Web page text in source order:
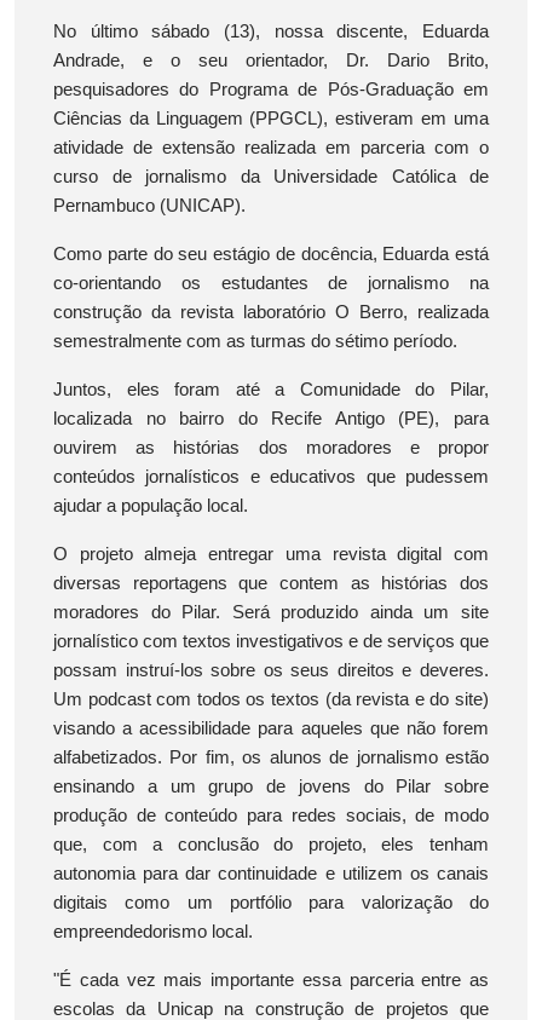
No último sábado (13), nossa discente, Eduarda
Andrade, e o seu orientador, Dr. Dario Brito,
pesquisadores do Programa de Pós-Graduação em
Ciências da Linguagem (PPGCL), estiveram em uma
atividade de extensão realizada em parceria com o
curso de jornalismo da Universidade Católica de
Pernambuco (UNICAP).
Como parte do seu estágio de docência, Eduarda está
co-orientando os estudantes de jornalismo na
construção da revista laboratório O Berro, realizada
semestralmente com as turmas do sétimo período.
Juntos, eles foram até a Comunidade do Pilar,
localizada no bairro do Recife Antigo (PE), para
ouvirem as histórias dos moradores e propor
conteúdos jornalísticos e educativos que pudessem
ajudar a população local.
O projeto almeja entregar uma revista digital com
diversas reportagens que contem as histórias dos
moradores do Pilar. Será produzido ainda um site
jornalístico com textos investigativos e de serviços que
possam instruí-los sobre os seus direitos e deveres.
Um podcast com todos os textos (da revista e do site)
visando a acessibilidade para aqueles que não forem
alfabetizados. Por fim, os alunos de jornalismo estão
ensinando a um grupo de jovens do Pilar sobre
produção de conteúdo para redes sociais, de modo
que, com a conclusão do projeto, eles tenham
autonomia para dar continuidade e utilizem os canais
digitais como um portfólio para valorização do
empreendedorismo local.
"É cada vez mais importante essa parceria entre as
escolas da Unicap na construção de projetos que